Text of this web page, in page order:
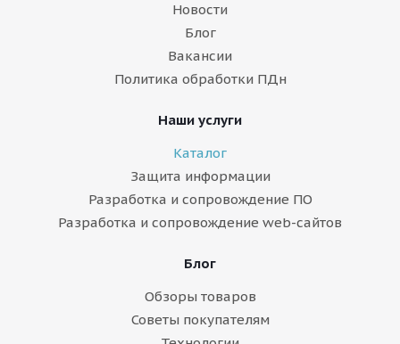
Новости
Блог
Вакансии
Политика обработки ПДн
Наши услуги
Каталог
Защита информации
Разработка и сопровождение ПО
Разработка и сопровождение web-сайтов
Блог
Обзоры товаров
Советы покупателям